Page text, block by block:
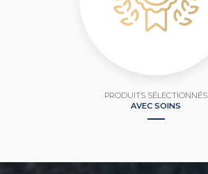
PRODUITS SÉLECTIONNÉS
AVEC SOINS